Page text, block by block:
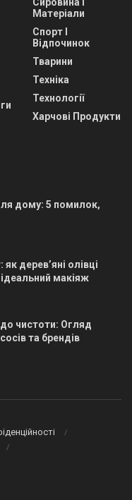
Сировина І
Матеріали
Спорт І
Відпочинок
Тварини
Техніка
Технології
Харчові Продукти
дому: 5 помилок,
дерев’яні олівці
макіяж
до чистоти: Огляд
та брендів